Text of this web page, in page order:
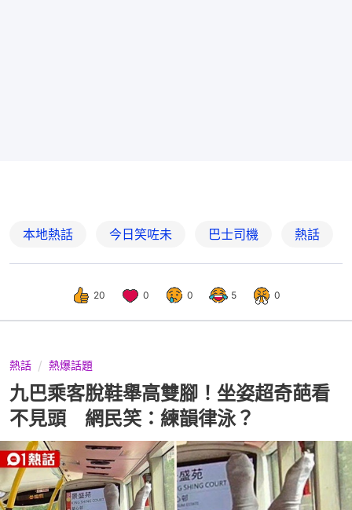
本地熱話 今日笑咗未 巴士司機 熱話
20 0 0 5 0
熱話 熱爆話題
九巴乘客脫鞋舉高雙腳！坐姿超奇葩看
不見頭 網民笑：練韻律泳？